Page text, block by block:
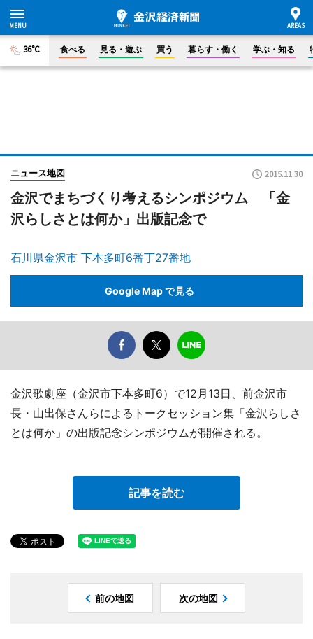
36°C 食べる 見る・遊ぶ 買う 暮らす・働く 学ぶ・知る
ニュース地図 2015.11.30
金沢でまちづくり考えるシンポジウム 「金
沢らしさとは何か」出版記念で
石川県金沢市 下本多町6番丁27番地
Google Map で見る
金沢歌劇座（金沢市下本多町6）で12月13日、前金沢市
長・山出保さんらによるトークセッション集「金沢らしさ
とは何か」の出版記念シンポジウムが開催される。
記事を読む
前の地図 次の地図